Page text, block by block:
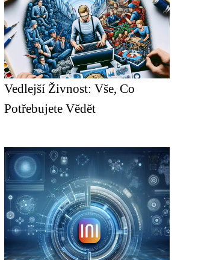
Vedlejší Živnost: Vše, Co
Potřebujete Vědět